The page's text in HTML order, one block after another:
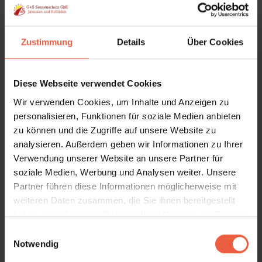
Zustimmung Details Über Cookies
Diese Webseite verwendet Cookies
Wir verwenden Cookies, um Inhalte und Anzeigen zu
personalisieren, Funktionen für soziale Medien anbieten
zu können und die Zugriffe auf unsere Website zu
analysieren. Außerdem geben wir Informationen zu Ihrer
Verwendung unserer Website an unsere Partner für
soziale Medien, Werbung und Analysen weiter. Unsere
Partner führen diese Informationen möglicherweise mit
weiteren Daten zusammen, die Sie ihnen bereitgestellt
haben oder die sie im Rahmen Ihrer Nutzung der Dienste
Notwendig